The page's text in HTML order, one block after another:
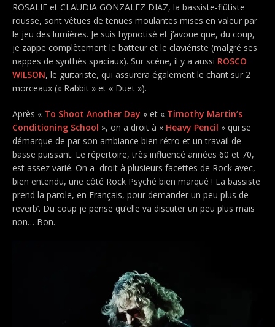
ROSALIE et CLAUDIA GONZALEZ DIAZ, la bassiste-flûtiste
rousse, sont vêtues de tenues moulantes mises en valeur par
le jeu des lumières. Je suis hypnotisé et j’avoue que, du coup,
je zappe complètement le batteur et le claviériste (malgré ses
nappes de synthés spaciaux). Sur scène, il y a aussi ROSCO
WILSON, le guitariste, qui assurera également le chant sur 2
morceaux (« Rabbit » et « Duet »).
Après « To Shoot Another Day » et « Timothy Martin’s
Conditioning School », on a droit à « Heavy Pencil » qui se
démarque de par son ambiance bien rétro et un travail de
basse puissant. Le répertoire, très influencé années 60 et 70,
est assez varié. On a droit à plusieurs facettes de Rock avec,
bien entendu, une côté Rock Psyché bien marqué ! La bassiste
prend la parole, en Français, pour demander un peu plus de
reverb’. Du coup je pense qu’elle va discuter un peu plus mais
non… Bon.